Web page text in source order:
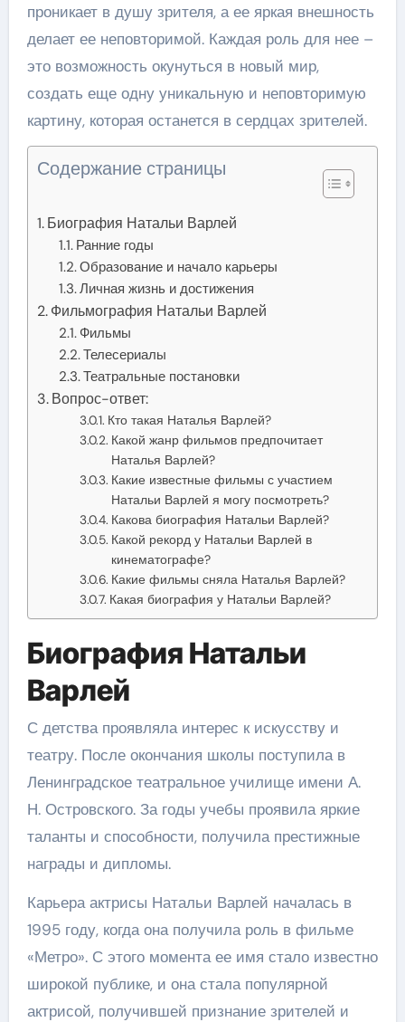
проникает в душу зрителя, а ее яркая внешность
делает ее неповторимой. Каждая роль для нее –
это возможность окунуться в новый мир,
создать еще одну уникальную и неповторимую
картину, которая останется в сердцах зрителей.
Содержание страницы
Биография Натальи Варлей
Ранние годы
Образование и начало карьеры
Личная жизнь и достижения
Фильмография Натальи Варлей
Фильмы
Телесериалы
Театральные постановки
Вопрос-ответ:
Кто такая Наталья Варлей?
Какой жанр фильмов предпочитает
Наталья Варлей?
Какие известные фильмы с участием
Натальи Варлей я могу посмотреть?
Какова биография Натальи Варлей?
Какой рекорд у Натальи Варлей в
кинематографе?
Какие фильмы сняла Наталья Варлей?
Какая биография у Натальи Варлей?
Биография Натальи
Варлей
С детства проявляла интерес к искусству и
театру. После окончания школы поступила в
Ленинградское театральное училище имени А.
Н. Островского. За годы учебы проявила яркие
таланты и способности, получила престижные
награды и дипломы.
Карьера актрисы Натальи Варлей началась в
1995 году, когда она получила роль в фильме
«Метро». С этого момента ее имя стало известно
широкой публике, и она стала популярной
актрисой, получившей признание зрителей и